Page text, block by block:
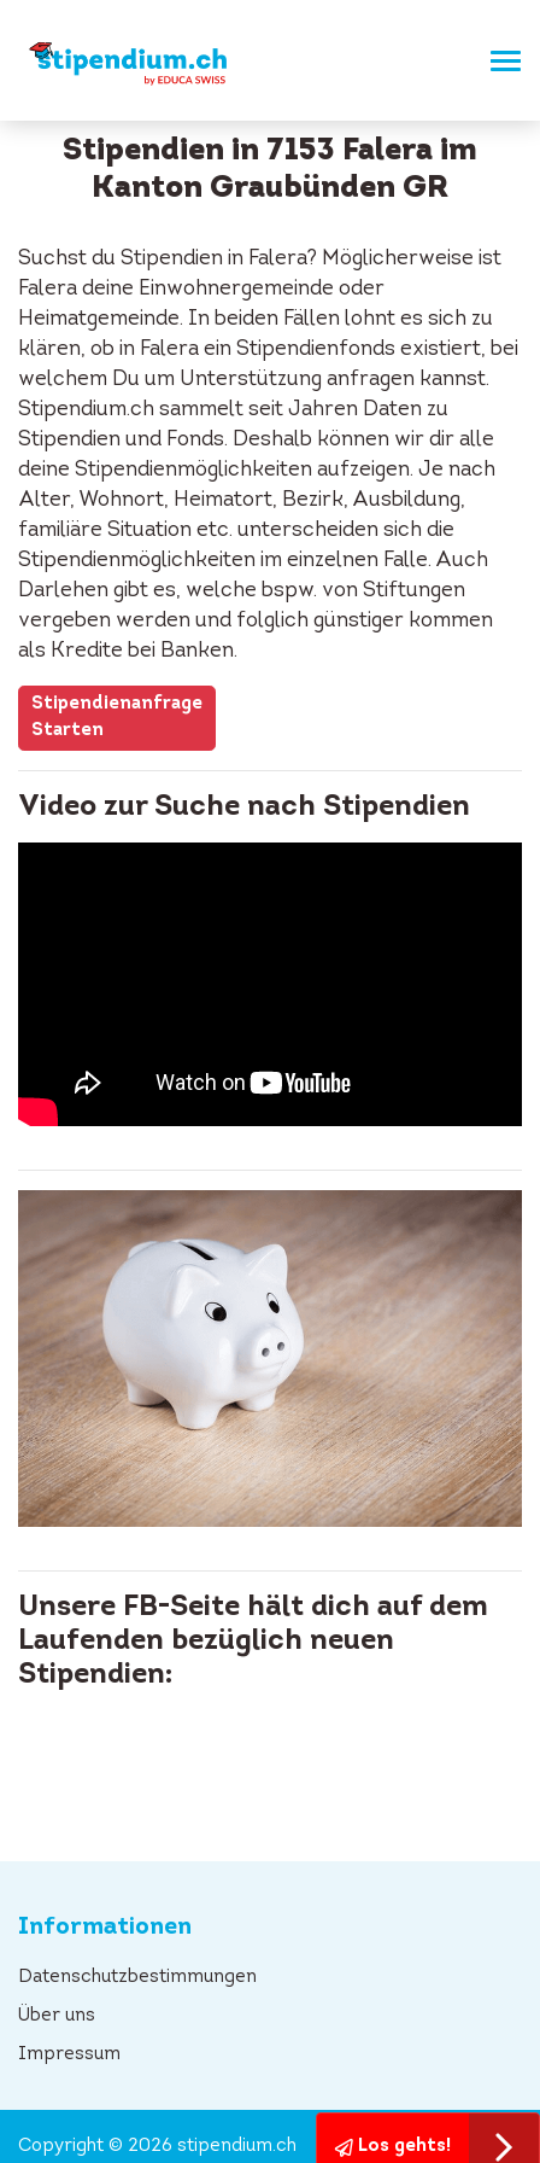
Stipendien in 7153 Falera im
Kanton Graubünden GR
Suchst du Stipendien in Falera? Möglicherweise ist
Falera deine Einwohnergemeinde oder
Heimatgemeinde. In beiden Fällen lohnt es sich zu
klären, ob in Falera ein Stipendienfonds existiert, bei
welchem Du um Unterstützung anfragen kannst.
Stipendium.ch sammelt seit Jahren Daten zu
Stipendien und Fonds. Deshalb können wir dir alle
deine Stipendienmöglichkeiten aufzeigen. Je nach
Alter, Wohnort, Heimatort, Bezirk, Ausbildung,
familiäre Situation etc. unterscheiden sich die
Stipendienmöglichkeiten im einzelnen Falle. Auch
Darlehen gibt es, welche bspw. von Stiftungen
vergeben werden und folglich günstiger kommen
als Kredite bei Banken.
Stipendienanfrage
Starten
Video zur Suche nach Stipendien
Unsere FB-Seite hält dich auf dem
Laufenden bezüglich neuen
Stipendien:
Informationen
Datenschutzbestimmungen
Über uns
Impressum
Los gehts!
Copyright © 2026 stipendium.ch